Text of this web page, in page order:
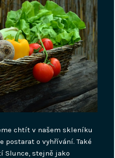
chtít v našem skleníku
postarat o vyhřívání. Také
Slunce, stejně jako